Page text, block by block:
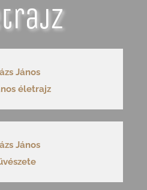
János
életrajz
János